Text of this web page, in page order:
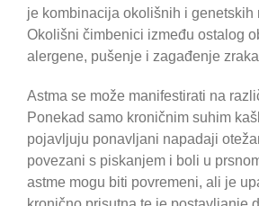
je kombinacija okolišnih i genetskih
Okolišni čimbenici između ostalog
alergene, pušenje i zagađenje
Astma se može manifestirati na
Ponekad samo kroničnim suhim
pojavljuju ponavljani napadaji
povezani s piskanjem i boli u
astme mogu biti povremeni, ali je